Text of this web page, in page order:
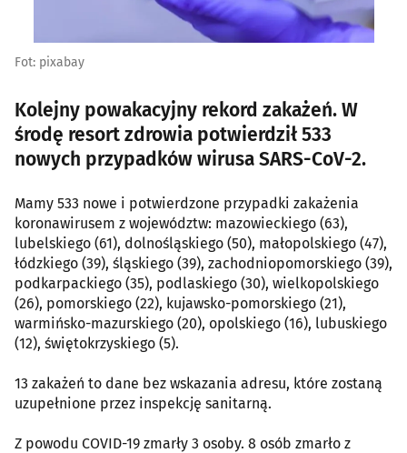
Fot: pixabay
Kolejny powakacyjny rekord zakażeń. W
środę resort zdrowia potwierdził 533
nowych przypadków wirusa SARS-CoV-2.
Mamy 533 nowe i potwierdzone przypadki zakażenia
koronawirusem z województw: mazowieckiego (63),
lubelskiego (61), dolnośląskiego (50), małopolskiego (47),
łódzkiego (39), śląskiego (39), zachodniopomorskiego (39),
podkarpackiego (35), podlaskiego (30), wielkopolskiego
(26), pomorskiego (22), kujawsko-pomorskiego (21),
warmińsko-mazurskiego (20), opolskiego (16), lubuskiego
(12), świętokrzyskiego (5).
13 zakażeń to dane bez wskazania adresu, które zostaną
uzupełnione przez inspekcję sanitarną.
Z powodu COVID-19 zmarły 3 osoby. 8 osób zmarło z